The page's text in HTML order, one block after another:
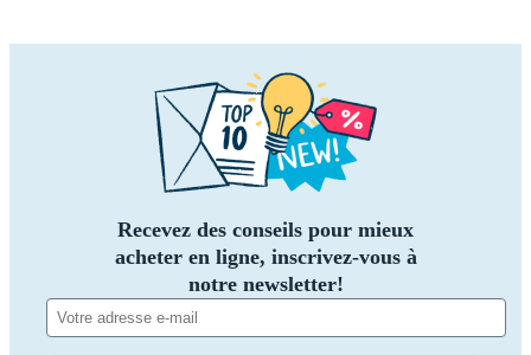
Recevez des conseils pour mieux
acheter en ligne, inscrivez-vous à
notre newsletter!